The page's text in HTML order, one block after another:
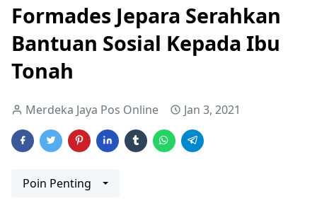
Formades Jepara Serahkan
Bantuan Sosial Kepada Ibu
Tonah
Merdeka Jaya Pos Online Jan 3, 2021
Poin Penting